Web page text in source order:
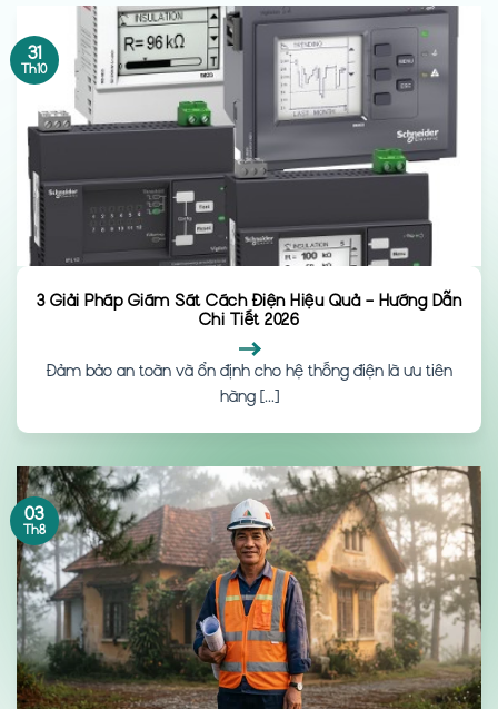
3 Giải Pháp Giám Sát Cách Điện Hiệu Quả – Hướng Dẫn
Chi Tiết 2026
Đảm bảo an toàn và ổn định cho hệ thống điện là ưu tiên
hàng [...]
31
Th10
03
Th8